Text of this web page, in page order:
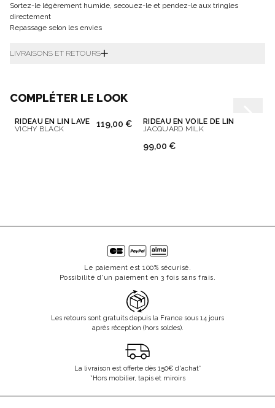
Sortez-le légèrement humide, secouez-le et pendez-le aux tringles
directement
Repassage selon les envies
LIVRAISONS ET RETOURS
COMPLÉTER LE LOOK
RIDEAU EN LIN LAVÉ
VICHY BLACK
119,00 €
RIDEAU EN VOILE DE LIN
JACQUARD MILK
99,00 €
Le paiement est 100% sécurisé.
Possibilité d'un paiement en 3 fois sans frais.
Les retours sont gratuits depuis la France sous 14 jours
après réception (hors soldes).
La livraison est offerte dès 150€ d'achat*
*Hors mobilier, tapis et miroirs